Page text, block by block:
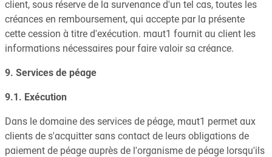
client, sous réserve de la survenance d'un tel cas, toutes les
créances en remboursement, qui accepte par la présente
cette cession à titre d'exécution. maut1 fournit au client les
informations nécessaires pour faire valoir sa créance.
9. Services de péage
9.1. Exécution
Dans le domaine des services de péage, maut1 permet aux
clients de s'acquitter sans contact de leurs obligations de
paiement de péage auprès de l'organisme de péage lorsqu'ils